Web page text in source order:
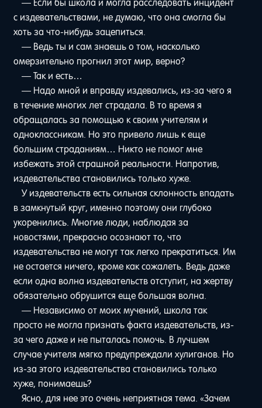
— Если бы школа и могла расследовать инцидент
с издевательствами, не думаю, что она смогла бы
хоть за что-нибудь зацепиться.
— Ведь ты и сам знаешь о том, насколько
омерзительно прогнил этот мир, верно?
— Так и есть…
— Надо мной и вправду издевались, из-за чего я
в течение многих лет страдала. В то время я
обращалась за помощью к своим учителям и
одноклассникам. Но это привело лишь к еще
большим страданиям… Никто не помог мне
избежать этой страшной реальности. Напротив,
издевательства становились только хуже.
У издевательств есть сильная склонность впадать
в замкнутый круг, именно поэтому они глубоко
укоренились. Многие люди, наблюдая за
новостями, прекрасно осознают то, что
издевательства не могут так легко прекратиться. Им
не остается ничего, кроме как сожалеть. Ведь даже
если одна волна издевательств отступит, на жертву
обязательно обрушится еще большая волна.
— Независимо от моих мучений, школа так
просто не могла признать факта издевательств, из-
за чего даже и не пыталась помочь. В лучшем
случае учителя мягко предупреждали хулиганов. Но
из-за этого издевательства становились только
хуже, понимаешь?
Ясно, для нее это очень неприятная тема. «Зачем